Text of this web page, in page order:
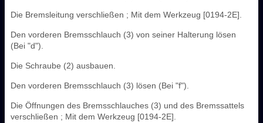
Die Bremsleitung verschließen ; Mit dem Werkzeug [0194-2E].
Den vorderen Bremsschlauch (3) von seiner Halterung lösen
(Bei "d").
Die Schraube (2) ausbauen.
Den vorderen Bremsschlauch (3) lösen (Bei "f").
Die Öffnungen des Bremsschlauches (3) und des Bremssattels
verschließen ; Mit dem Werkzeug [0194-2E].